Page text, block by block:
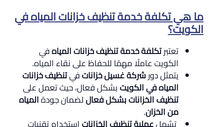
ما هي تكلفة خدمة تنظيف خزانات المياه في
الكويت؟
تعتبرتكلفة خدمة تنظيف خزانات المياهفي
الكويت عاملًا مهمًا للحفاظ على نقاء المياه.
يتمثل دورشركة غسيل خزاناتفيتنظيف خزانات
المياه في الكويتبشكل فعال، حيث تعمل على
تنظيف الخزانات بشكل فعاللضمان جودةالمياه
من الخزان.